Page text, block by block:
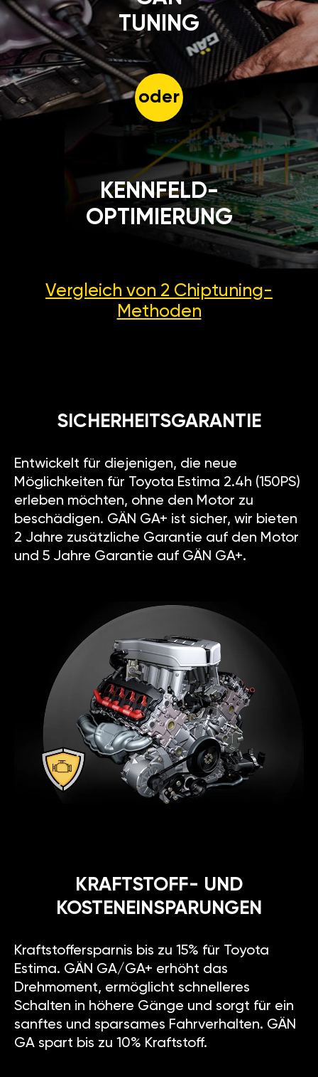
TUNING
oder
KENNFELD-
OPTIMIERUNG
Vergleich von 2 Chiptuning-
Methoden
SICHERHEITSGARANTIE
Entwickelt für diejenigen, die neue
Möglichkeiten für Toyota Estima 2.4h (150PS)
erleben möchten, ohne den Motor zu
beschädigen. GÄN GA+ ist sicher, wir bieten
2 Jahre zusätzliche Garantie auf den Motor
und 5 Jahre Garantie auf GÄN GA+.
KRAFTSTOFF- UND
KOSTENEINSPARUNGEN
Kraftstoffersparnis bis zu 15% für Toyota
Estima. GÄN GA/GA+ erhöht das
Drehmoment, ermöglicht schnelleres
Schalten in höhere Gänge und sorgt für ein
sanftes und sparsames Fahrverhalten. GÄN
GA spart bis zu 10% Kraftstoff.